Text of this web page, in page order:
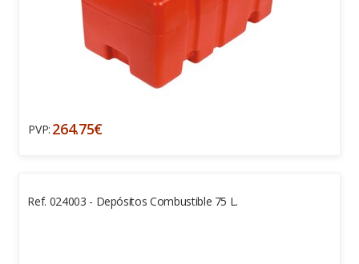
PVP: 264.75€
Ref. 024003 - Depósitos Combustible 75 L.